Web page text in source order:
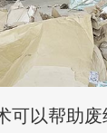
可以帮助废